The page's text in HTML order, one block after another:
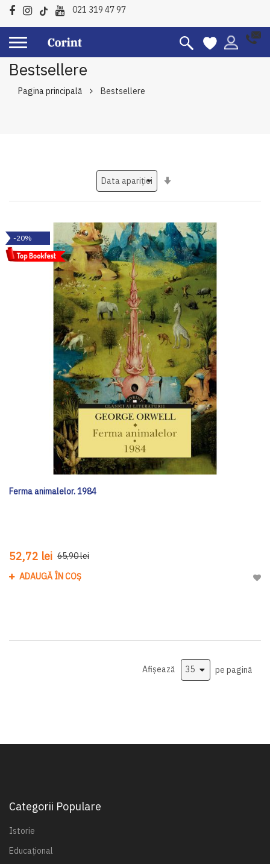
021 319 47 97
Bestsellere
Pagina principală Bestsellere
-20%
Ferma animalelor. 1984
52,72 lei 65,90 lei
ADAUGĂ ÎN COȘ
Afișează pe pagină
Categorii Populare
Istorie
Educațional